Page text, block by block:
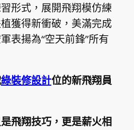
形式，展開飛翔模仿練
獲得新衝破，美滿完成
表揚為“空天前鋒”所有
綠裝修設計位的新飛翔員
飛翔技巧，更是薪火相